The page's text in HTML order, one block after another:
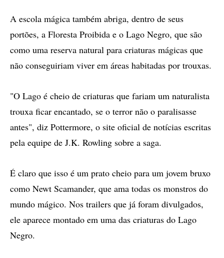
A escola mágica também abriga, dentro de seus
portões, a Floresta Proibida e o Lago Negro, que são
como uma reserva natural para criaturas mágicas que
não conseguiriam viver em áreas habitadas por trouxas.
"O Lago é cheio de criaturas que fariam um naturalista
trouxa ficar encantado, se o terror não o paralisasse
antes", diz Pottermore, o site oficial de notícias escritas
pela equipe de J.K. Rowling sobre a saga.
É claro que isso é um prato cheio para um jovem bruxo
como Newt Scamander, que ama todas os monstros do
mundo mágico. Nos trailers que já foram divulgados,
ele aparece montado em uma das criaturas do Lago
Negro.